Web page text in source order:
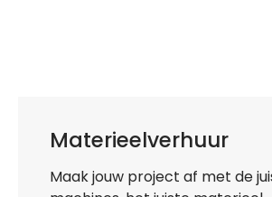
Materieelverhuur
Maak jouw project af met de